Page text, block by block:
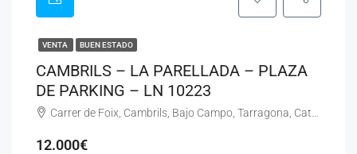
VENTA BUEN ESTADO
CAMBRILS – LA PARELLADA – PLAZA
DE PARKING – LN 10223
Carrer de Foix, Cambrils, Bajo Campo, Tarragona, Cataluña, 43850, España
12.000€